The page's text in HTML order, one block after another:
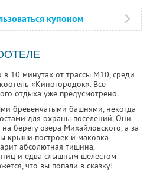
купоном
в 10 минутах от трассы М10, среди
«Киногородок». Все
отдыха уже предусмотрено.
бревенчатыми башнями, некогда
для охраны поселений. Они
берегу озера Михайловского, а за
крыши построек и маковка
абсолютная тишина,
и едва слышным шелестом
что вы попали в сказку!